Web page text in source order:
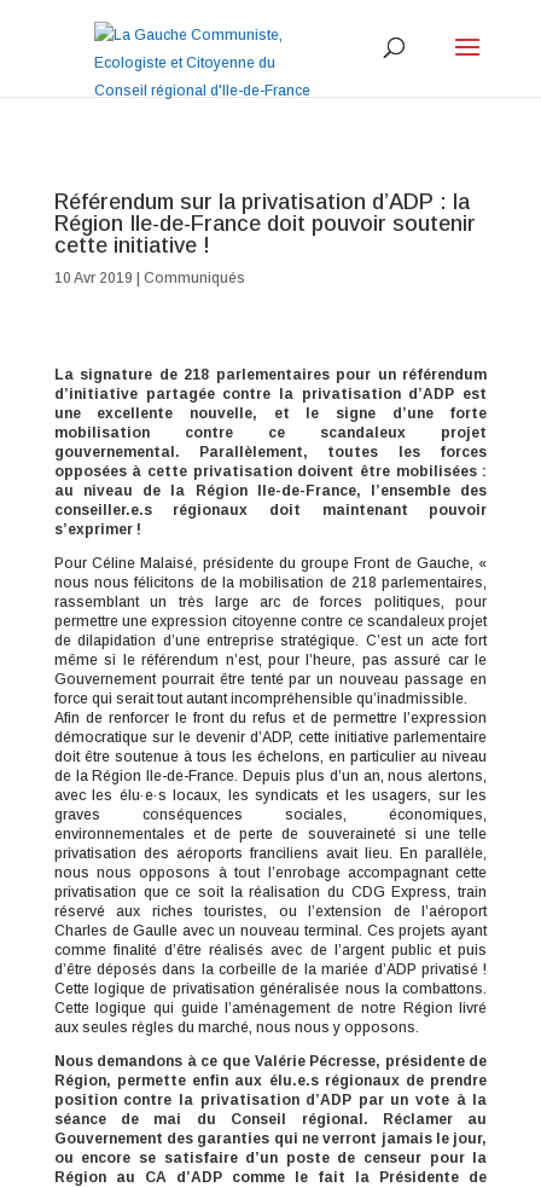
Référendum sur la privatisation d’ADP : la
Région Ile-de-France doit pouvoir soutenir
cette initiative !
10 Avr 2019 Communiqués
La signature de 218 parlementaires pour un référendum
d’initiative partagée contre la privatisation d’ADP est
une excellente nouvelle, et le signe d’une forte
mobilisation contre ce scandaleux projet
gouvernemental. Parallèlement, toutes les forces
opposées à cette privatisation doivent être mobilisées :
au niveau de la Région Ile-de-France, l’ensemble des
conseiller.e.s régionaux doit maintenant pouvoir
s’exprimer !
Pour Céline Malaisé, présidente du groupe Front de Gauche, «
nous nous félicitons de la mobilisation de 218 parlementaires,
rassemblant un très large arc de forces politiques, pour
permettre une expression citoyenne contre ce scandaleux projet
de dilapidation d’une entreprise stratégique. C’est un acte fort
même si le référendum n’est, pour l’heure, pas assuré car le
Gouvernement pourrait être tenté par un nouveau passage en
force qui serait tout autant incompréhensible qu’inadmissible.
Afin de renforcer le front du refus et de permettre l’expression
démocratique sur le devenir d’ADP, cette initiative parlementaire
doit être soutenue à tous les échelons, en particulier au niveau
de la Région Ile-de-France. Depuis plus d’un an, nous alertons,
avec les élu·e·s locaux, les syndicats et les usagers, sur les
graves conséquences sociales, économiques,
environnementales et de perte de souveraineté si une telle
privatisation des aéroports franciliens avait lieu. En parallèle,
nous nous opposons à tout l’enrobage accompagnant cette
privatisation que ce soit la réalisation du CDG Express, train
réservé aux riches touristes, ou l’extension de l’aéroport
Charles de Gaulle avec un nouveau terminal. Ces projets ayant
comme finalité d’être réalisés avec de l’argent public et puis
d’être déposés dans la corbeille de la mariée d’ADP privatisé !
Cette logique de privatisation généralisée nous la combattons.
Cette logique qui guide l’aménagement de notre Région livré
aux seules règles du marché, nous nous y opposons.
Nous demandons à ce que Valérie Pécresse, présidente de
Région, permette enfin aux élu.e.s régionaux de prendre
position contre la privatisation d’ADP par un vote à la
séance de mai du Conseil régional. Réclamer au
Gouvernement des garanties qui ne verront jamais le jour,
ou encore se satisfaire d’un poste de censeur pour la
Région au CA d’ADP comme le fait la Présidente de